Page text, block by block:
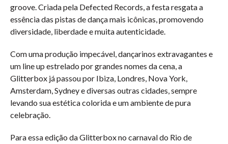
groove. Criada pela Defected Records, a festa resgata a
essência das pistas de dança mais icônicas, promovendo
diversidade, liberdade e muita autenticidade.
Com uma produção impecável, dançarinos extravagantes e
um line up estrelado por grandes nomes da cena, a
Glitterbox já passou por Ibiza, Londres, Nova York,
Amsterdam, Sydney e diversas outras cidades, sempre
levando sua estética colorida e um ambiente de pura
celebração.
Para essa edição da Glitterbox no carnaval do Rio de